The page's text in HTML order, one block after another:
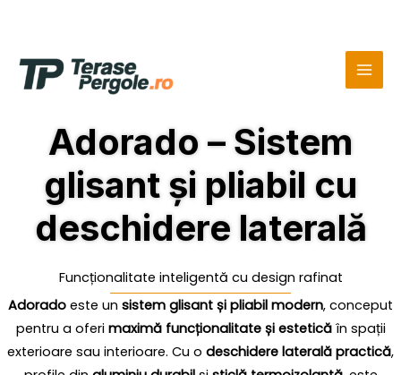
content
Adorado – Sistem
glisant și pliabil cu
deschidere laterală
Funcționalitate inteligentă cu design rafinat
Adorado este un sistem glisant și pliabil modern, conceput
pentru a oferi maximă funcționalitate și esteticăîn spații
exterioare sau interioare. Cu o deschidere laterală practică,